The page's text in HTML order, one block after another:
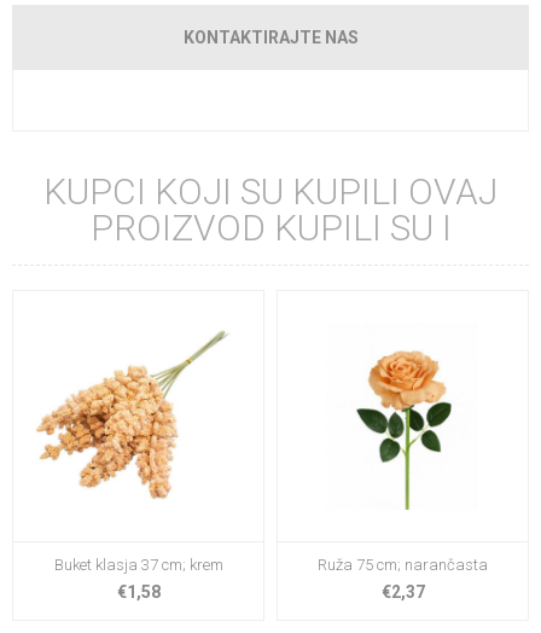
KONTAKTIRAJTE NAS
KUPCI KOJI SU KUPILI OVAJ
PROIZVOD KUPILI SU I
Buket klasja 37 cm; krem
€1,58
Ruža 75 cm; narančasta
€2,37